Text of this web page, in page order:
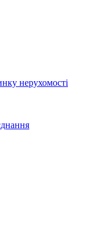
нерухомості